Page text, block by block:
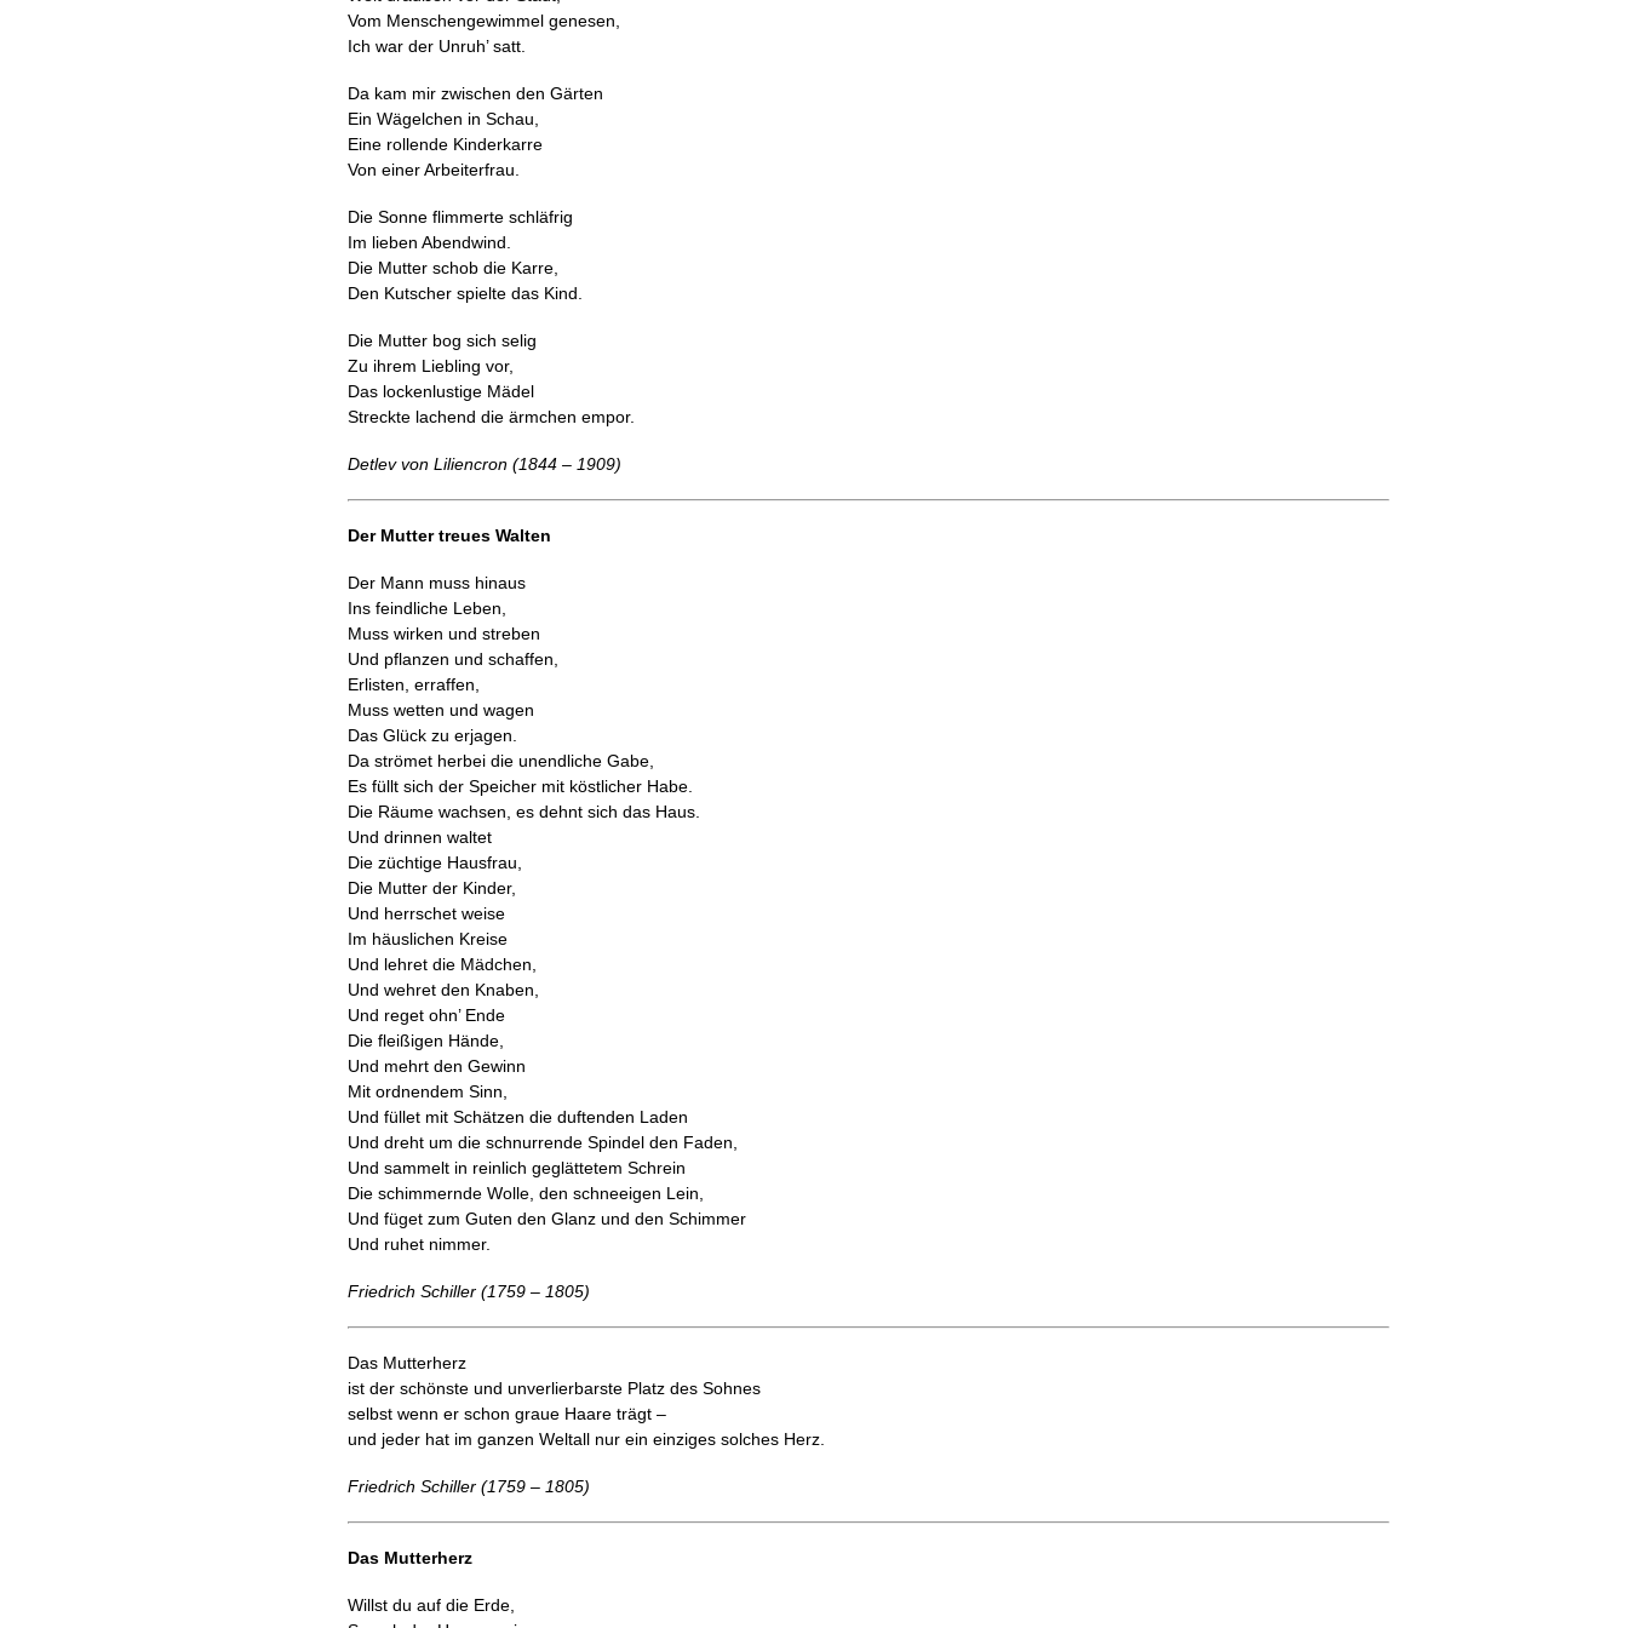
Vom Menschengewimmel genesen,
Ich war der Unruh’ satt.
Da kam mir zwischen den Gärten
Ein Wägelchen in Schau,
Eine rollende Kinderkarre
Von einer Arbeiterfrau.
Die Sonne flimmerte schläfrig
Im lieben Abendwind.
Die Mutter schob die Karre,
Den Kutscher spielte das Kind.
Die Mutter bog sich selig
Zu ihrem Liebling vor,
Das lockenlustige Mädel
Streckte lachend die ärmchen empor.
Detlev von Liliencron (1844 – 1909)
Der Mutter treues Walten
Der Mann muss hinaus
Ins feindliche Leben,
Muss wirken und streben
Und pflanzen und schaffen,
Erlisten, erraffen,
Muss wetten und wagen
Das Glück zu erjagen.
Da strömet herbei die unendliche Gabe,
Es füllt sich der Speicher mit köstlicher Habe.
Die Räume wachsen, es dehnt sich das Haus.
Und drinnen waltet
Die züchtige Hausfrau,
Die Mutter der Kinder,
Und herrschet weise
Im häuslichen Kreise
Und lehret die Mädchen,
Und wehret den Knaben,
Und reget ohn’ Ende
Die fleißigen Hände,
Und mehrt den Gewinn
Mit ordnendem Sinn,
Und füllet mit Schätzen die duftenden Laden
Und dreht um die schnurrende Spindel den Faden,
Und sammelt in reinlich geglättetem Schrein
Die schimmernde Wolle, den schneeigen Lein,
Und füget zum Guten den Glanz und den Schimmer
Und ruhet nimmer.
Friedrich Schiller (1759 – 1805)
Das Mutterherz
ist der schönste und unverlierbarste Platz des Sohnes
selbst wenn er schon graue Haare trägt –
und jeder hat im ganzen Weltall nur ein einziges solches Herz.
Friedrich Schiller (1759 – 1805)
Das Mutterherz
Willst du auf die Erde,